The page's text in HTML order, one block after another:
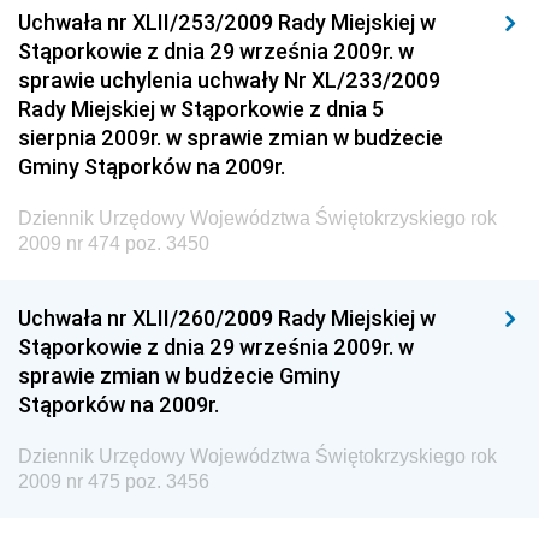
Drogowego
Dziennik Urzędowy Narodowego Banku Polskiego
Dziennik Urzędowy Komendy Głównej Policji
Dziennik Urzędowy Ministra Pracy i Polityki
Społecznej
Dziennik Urzędowy Ministra Transportu, Budownictwa
i Gospodarki Morskiej
Dziennik Urzędowy Ministra Spraw Zagranicznych
Dziennik Urzędowy Centralnego Biura
Antykorupcyjnego
Wewnętrznego
Dziennik Urzędowy Urzędu Patentowego
Uchwała nr XLII/253/2009 Rady Miejskiej w
Stąporkowie z dnia 29 września 2009r. w
sprawie uchylenia uchwały Nr XL/233/2009
Rady Miejskiej w Stąporkowie z dnia 5
sierpnia 2009r. w sprawie zmian w budżecie
Gminy Stąporków na 2009r.
Dziennik Urzędowy Województwa Świętokrzyskiego rok
2009 nr 474 poz. 3450
Uchwała nr XLII/260/2009 Rady Miejskiej w
Stąporkowie z dnia 29 września 2009r. w
sprawie zmian w budżecie Gminy
Stąporków na 2009r.
Dziennik Urzędowy Województwa Świętokrzyskiego rok
2009 nr 475 poz. 3456